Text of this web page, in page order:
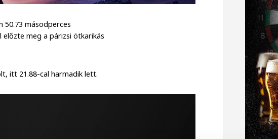
50.73 másodperces
előzte meg a párizsi ötkarikás
itt 21.88-cal harmadik lett.